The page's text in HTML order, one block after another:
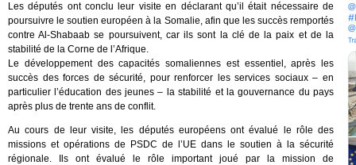
Les députés ont conclu leur visite en déclarant qu’il était nécessaire de
poursuivre le soutien européen à la Somalie, afin que les succès remportés
contre Al-Shabaab se poursuivent, car ils sont la clé de la paix et de la
stabilité de la Corne de l’Afrique.
Le développement des capacités somaliennes est essentiel, après les
succès des forces de sécurité, pour renforcer les services sociaux – en
particulier l’éducation des jeunes – la stabilité et la gouvernance du pays
après plus de trente ans de conflit.
Au cours de leur visite, les députés européens ont évalué le rôle des
missions et opérations de PSDC de l’UE dans le soutien à la sécurité
régionale. Ils ont évalué le rôle important joué par la mission de